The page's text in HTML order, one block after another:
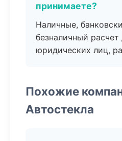
принимаете?
Наличные,
безналичный расчет
юридических лиц,
Похожие
Автостекла